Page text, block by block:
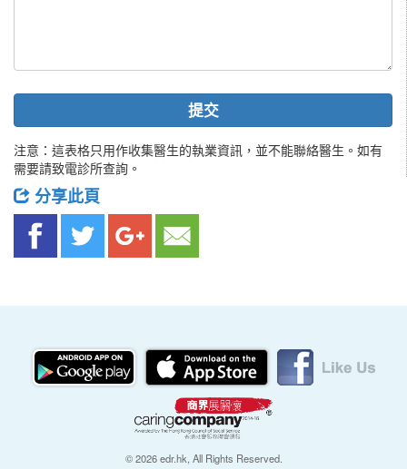
提交
注意：這表格只用作收集醫生的執業資訊，並不能聯絡醫生。如有
需要請致電診所查詢。
分享此頁
© 2026 edr.hk, All Rights Reserved.